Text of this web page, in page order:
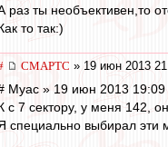
раз ты необъективен,то
то так:)
СМАРТС » 19 июн 2013
Myac » 19 июн 2013 19:09
с 7 сектору, у меня 142,
специально выбирал эти